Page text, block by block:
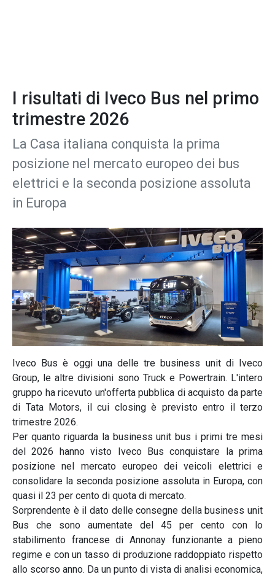
I risultati di Iveco Bus nel primo
trimestre 2026
La Casa italiana conquista la prima
posizione nel mercato europeo dei bus
elettrici e la seconda posizione assoluta
in Europa
Iveco Bus è oggi una delle tre business unit di Iveco
Group, le altre divisioni sono Truck e Powertrain. L'intero
gruppo ha ricevuto un'offerta pubblica di acquisto da parte
di Tata Motors, il cui closing è previsto entro il terzo
trimestre 2026.
Per quanto riguarda la business unit bus i primi tre mesi
del 2026 hanno visto Iveco Bus conquistare la prima
posizione nel mercato europeo dei veicoli elettrici e
consolidare la seconda posizione assoluta in Europa, con
quasi il 23 per cento di quota di mercato.
Sorprendente è il dato delle consegne della business unit
Bus che sono aumentate del 45 per cento con lo
stabilimento francese di Annonay funzionante a pieno
regime e con un tasso di produzione raddoppiato rispetto
allo scorso anno. Da un punto di vista di analisi economica,